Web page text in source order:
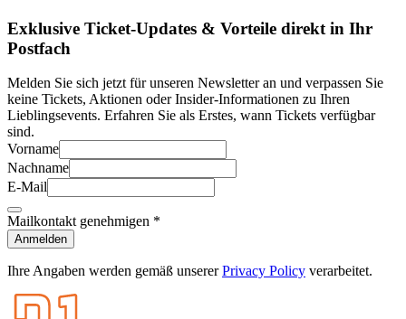
Exklusive Ticket-Updates & Vorteile direkt in Ihr
Postfach
Melden Sie sich jetzt für unseren Newsletter an und verpassen Sie
keine Tickets, Aktionen oder Insider-Informationen zu Ihren
Lieblingsevents. Erfahren Sie als Erstes, wann Tickets verfügbar
sind.
Vorname
Nachname
E-Mail
Mailkontakt genehmigen *
Anmelden
Ihre Angaben werden gemäß unsererPrivacy Policy verarbeitet.